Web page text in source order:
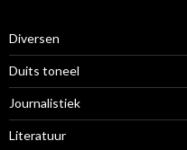
Diversen
Duits toneel
Journalistiek
Literatuur